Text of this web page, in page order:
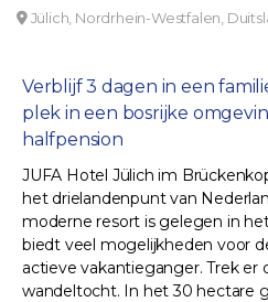
Jülich, Nordrhein-Westfalen,
Verblijf 3 dagen in een
plek in een bosrijke
halfpension
JUFA Hotel Jülich im
het drielandenpunt van
moderne resort is gelegen in
biedt veel mogelijkheden voor
actieve vakantieganger. Trek er
wandeltocht. In het 30 hectare